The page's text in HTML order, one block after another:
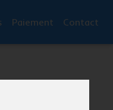
Paiement Contact